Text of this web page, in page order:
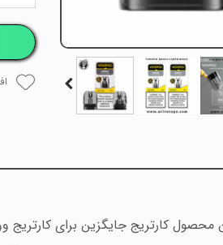
کارتریج جایگزین برای کارتریج